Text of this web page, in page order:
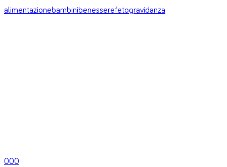
alimentazionebambinibenesserefetogravidanza
000